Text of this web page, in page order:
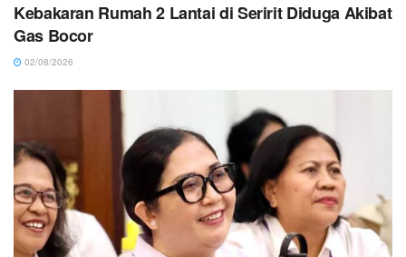
Kebakaran Rumah 2 Lantai di Seririt Diduga Akibat
Gas Bocor
02/08/2026